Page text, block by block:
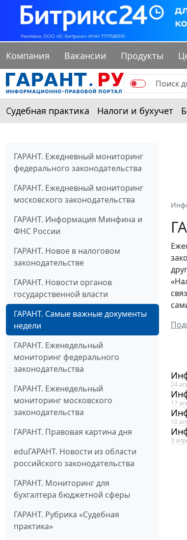
Компания Вакансии Продукты
Судебная практика Налоги и бухучет
ГАРАНТ. Ежедневный мониторинг
федерального законодательства
ГАРАНТ. Ежедневный мониторинг
московского законодательства
ГАРАНТ. Информация Минфина и
ФНС России
ГАРАНТ. Новое в налоговом
законодательстве
ГАРАНТ. Новости органов
государственной власти
ГАРАНТ. Самые важные документы
недели
ГАРАНТ. Еженедельный
мониторинг федерального
законодательства
ГАРАНТ. Еженедельный
мониторинг московского
законодательства
ГАРАНТ. Правовая картина дня
eduГАРАНТ. Новости из области
российского законодательства
ГАРАНТ. Мониторинг для
бухгалтера бюджетной сферы
ГАРАНТ. Рубрика «Судебная
практика»
24
17
10
3